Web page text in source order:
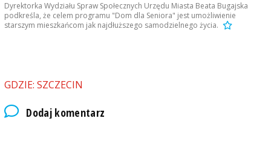
Dyrektorka Wydziału Spraw Społecznych Urzędu Miasta Beata Bugajska
podkreśla, że celem programu "Dom dla Seniora" jest umożliwienie
starszym mieszkańcom jak najdłuższego samodzielnego życia.
GDZIE: SZCZECIN
Dodaj komentarz